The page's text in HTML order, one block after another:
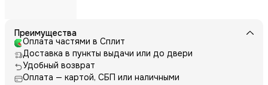
Преимущества
Оплата частями в Сплит
Доставка в пункты выдачи или до двери
Удобный возврат
Оплата — картой, СБП или наличными